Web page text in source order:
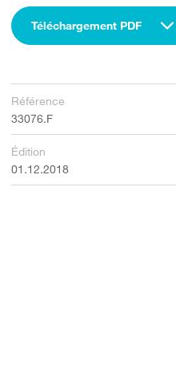
Téléchargement PDF
Référence
33076.F
Édition
01.12.2018